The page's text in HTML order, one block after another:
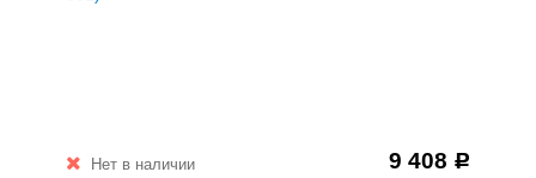
Нет в наличии 9 408 Р